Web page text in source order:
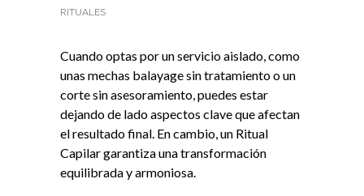
RITUALES
Cuando optas por un servicio aislado, como
unas mechas balayage sin tratamiento o un
corte sin asesoramiento, puedes estar
dejando de lado aspectos clave que afectan
el resultado final. En cambio, un Ritual
Capilar garantiza una transformación
equilibrada y armoniosa.